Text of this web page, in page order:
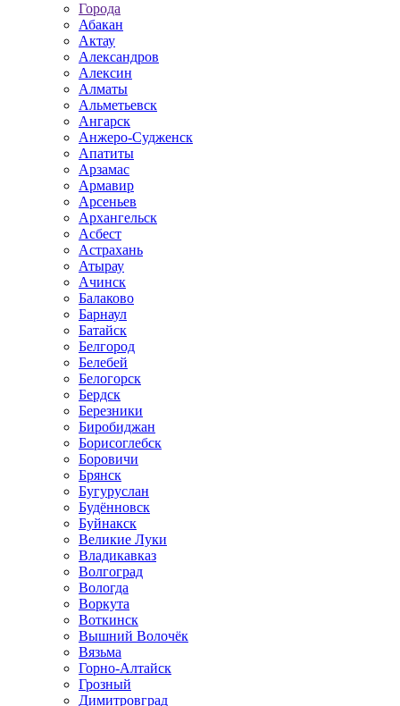
Города
Абакан
Актау
Александров
Алексин
Алматы
Альметьевск
Ангарск
Анжеро-Судженск
Апатиты
Арзамас
Армавир
Арсеньев
Архангельск
Асбест
Астрахань
Атырау
Ачинск
Балаково
Барнаул
Батайск
Белгород
Белебей
Белогорск
Бердск
Березники
Биробиджан
Борисоглебск
Боровичи
Брянск
Бугуруслан
Будённовск
Буйнакск
Великие Луки
Владикавказ
Волгоград
Вологда
Воркута
Воткинск
Вышний Волочёк
Вязьма
Горно-Алтайск
Грозный
Димитровград